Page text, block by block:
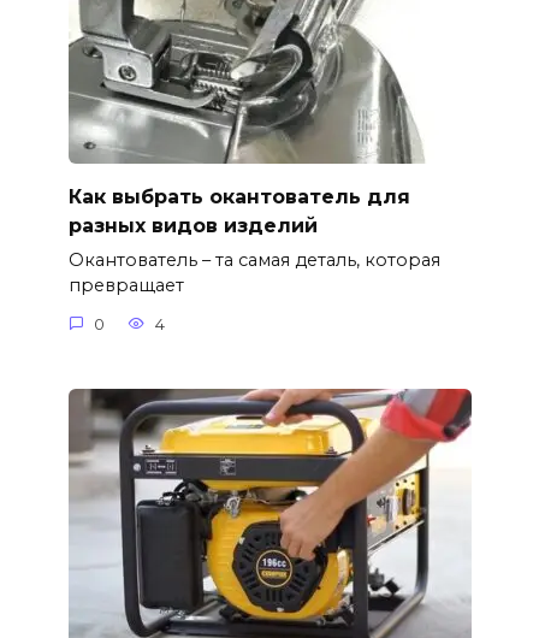
Как выбрать окантователь для
разных видов изделий
Окантователь – та самая деталь, которая
превращает
0 4